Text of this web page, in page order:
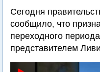
Сегодня
сообщило, что
переходного
представителем